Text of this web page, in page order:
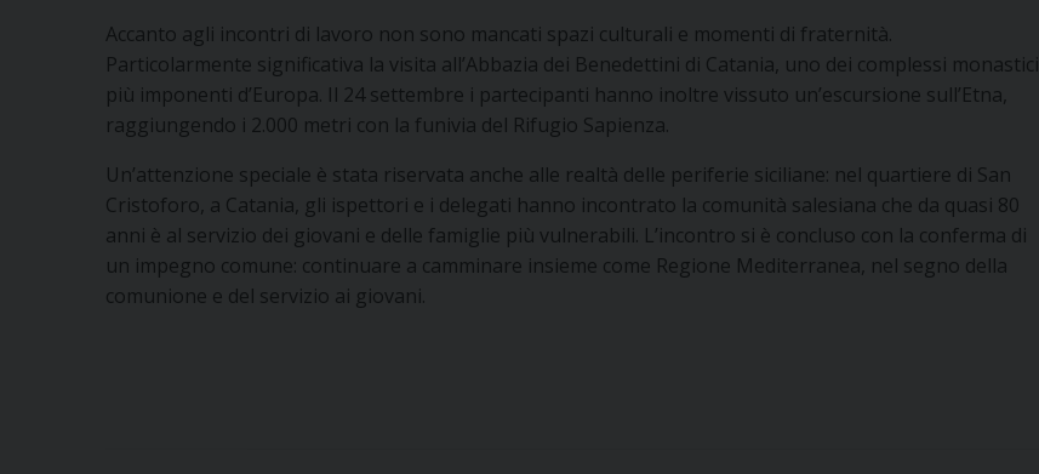
Accanto agli incontri di lavoro non sono mancati spazi culturali e momenti di fraternità.
Particolarmente significativa la visita all’Abbazia dei Benedettini di Catania, uno dei complessi monastici
più imponenti d’Europa. Il 24 settembre i partecipanti hanno inoltre vissuto un’escursione sull’Etna,
raggiungendo i 2.000 metri con la funivia del Rifugio Sapienza.
Un’attenzione speciale è stata riservata anche alle realtà delle periferie siciliane: nel quartiere di San
Cristoforo, a Catania, gli ispettori e i delegati hanno incontrato la comunità salesiana che da quasi 80
anni è al servizio dei giovani e delle famiglie più vulnerabili. L’incontro si è concluso con la conferma di
un impegno comune: continuare a camminare insieme come Regione Mediterranea, nel segno della
comunione e del servizio ai giovani.